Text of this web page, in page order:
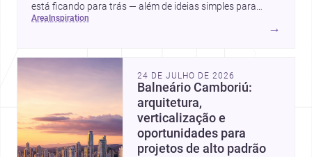
está ficando para trás — além de ideias simples para
atualizar sem reforma completa.
area inspiration
→
24 DE JULHO DE 2026
Balneário Camboriú:
arquitetura,
verticalização e
oportunidades para
projetos de alto padrão